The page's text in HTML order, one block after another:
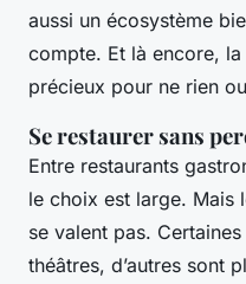
aussi un écosystème
compte. Et là encore, la
précieux pour ne rien
Se restaurer sans
Entre restaurants
le choix est large. Mais
se valent pas.
théâtres, d’autres sont